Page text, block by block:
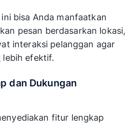
bisa Anda manfaatkan
pesan berdasarkan lokasi,
interaksi pelanggan agar
lebih efektif.
dan Dukungan
fitur lengkap